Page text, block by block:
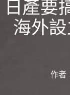
日產要
海外
作者